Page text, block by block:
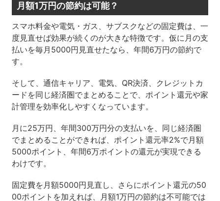
月額1万円の節約は可能？
スマホ料金や電気・ガス、サブスクなどの固定費は、一
度見直せば効果が続くのが大きな特徴です。仮に月の支
払いを毎月5000円見直せたなら、年間6万円の節約で
す。
そして、通信キャリア、電気、QR決済、クレジットカ
ードを同じ経済圏でまとめることで、ポイント還元や家
計管理を効率化しやすくなっています。
月に25万円、年間300万円分の支払いを、同じ経済圏
でまとめることができれば、ポイント還元率2%で月額
5000ポイント、年間6万ポイントの還元が実現できる
わけです。
固定費を月額5000円見直し、さらにポイント還元の50
00ポイントを加えれば、月額1万円の節約は不可能では